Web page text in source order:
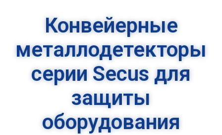
Конвейерные
металлодетекторы
серии Secus для
защиты
оборудования